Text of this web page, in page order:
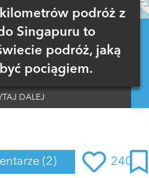
podróż z
Singapuru to
podróż, jaką
pociągiem.
DALEJ
(2) 240